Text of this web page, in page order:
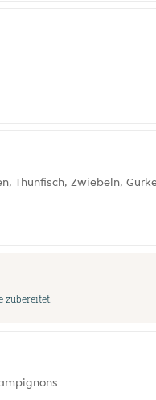
Thunfisch, Zwiebeln,
zubereitet.